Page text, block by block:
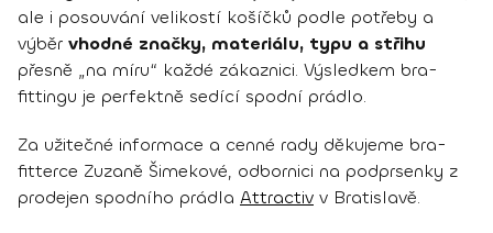
ale i posouvání velikostí košíčků podle potřeby a
výběr vhodné značky, materiálu, typu a střihu
přesně „na míru“ každé zákaznici. Výsledkem bra-
fittingu je perfektně sedící spodní prádlo.
Za užitečné informace a cenné rady děkujeme bra-
fitterce Zuzaně Šimekové, odbornici na podprsenky z
prodejen spodního prádla Attractiv v Bratislavě.